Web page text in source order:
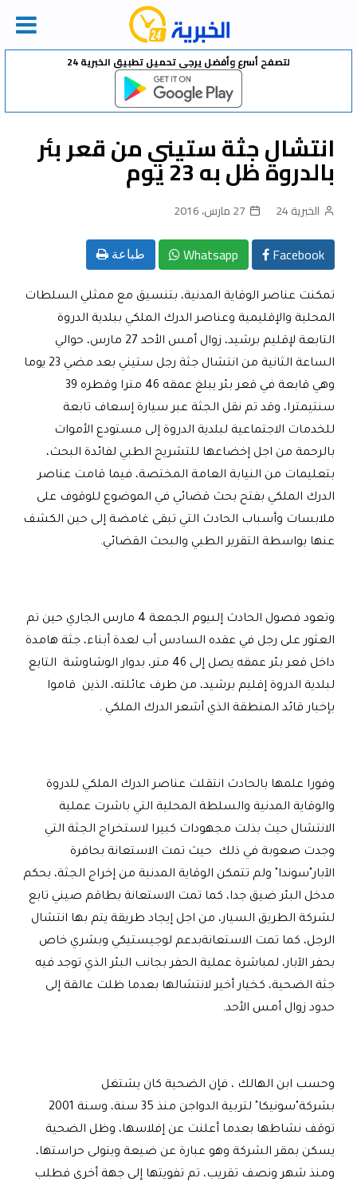
Skip
لتصفح أسرع وأفضل يرجى تحميل تطبيق الخبرية 24
انتشال جثة ستيني من قعر بئر
بالدروة ظل به 23 يوم
الخبرية 24 27 مارس، 2016
Facebook
Whatsapp طباعة
تمكنت عناصر الوقاية المدنية، بتنسيق مع ممثلي السلطات
المحلية والإقليمية وعناصر الدرك الملكي ببلدية الدروة
التابعة لإقليم برشيد، زوال أمس الأحد 27 مارس، حوالي
الساعة الثانية من انتشال جثة رجل ستيني بعد مضي 23 يوما
وهي قابعة في قعر بئر يبلغ عمقه 46 مترا وقطره 39
سنتيمترا، وقد تم نقل الجثة عبر سيارة إسعاف تابعة
للخدمات الاجتماعية لبلدية الدروة إلى مستودع الأموات
بالرحمة من اجل إخضاعها للتشريح الطبي لفائدة البحث،
بتعليمات من النيابة العامة المختصة، فيما قامت عناصر
الدرك الملكي بفتح بحث قضائي في الموضوع للوقوف على
ملابسات وأسباب الحادث التي تبقى غامضة إلى حين الكشف
عنها بواسطة التقرير الطبي والبحث القضائي.
وتعود فصول الحادث إلىيوم الجمعة 4 مارس الجاري حين تم
العثور على رجل في عقده السادس أب لعدة أبناء، جثة هامدة
داخل قعر بئر عمقه يصل إلى 46 متر، بدوار الوشاوشة التابع
لبلدية الدروة إقليم برشيد، من طرف عائلته، الذين قاموا
بإخبار قائد المنطقة الذي أشعر الدرك الملكي .
وفورا علمها بالحادث انتقلت عناصر الدرك الملكي للدروة
والوقاية المدنية والسلطة المحلية التي باشرت عملية
الانتشال حيث بذلت مجهودات كبيرا لاستخراج الجثة التي
وجدت صعوبة في ذلك حيث تمت الاستعانة بحافرة
الآبار"سوندا" ولم تتمكن الوقاية المدنية من إخراج الجثة، بحكم
مدخل البئر ضيق جدا، كما تمت الاستعانة بطاقم صيني تابع
لشركة الطريق السيار، من اجل إيجاد طريقة يتم بها انتشال
الرجل، كما تمت الاستعانةبدعم لوجيستيكي وبشري خاص
بحفر الآبار، لمباشرة عملية الحفر بجانب البئر الذي توجد فيه
جثة الضحية، كخيار أخير لانتشالها بعدما ظلت عالقة إلى
حدود زوال أمس الأحد.
وحسب ابن الهالك ، فإن الضحية كان يشتغل
بشركة"سونيكا" لتربية الدواجن منذ 35 سنة، وسنة 2001
توقف نشاطها بعدما أعلنت عن إفلاسها، وظل الضحية
يسكن بمقر الشركة وهو عبارة عن ضيعة ويتولى حراستها،
ومنذ شهر ونصف تقريب، تم تفويتها إلى جهة أخرى فطلب